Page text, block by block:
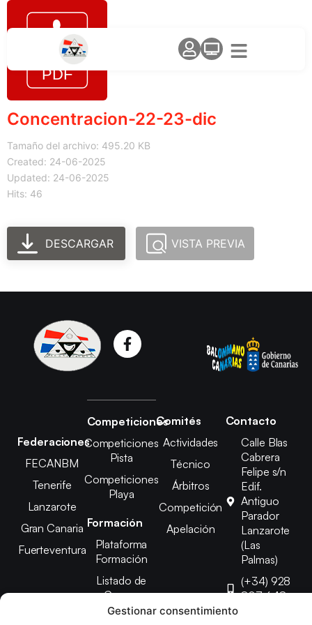
Gestionar consentimiento
Concentracion-22-23-dic
Tamaño del archivo: 495.20 KB
Created: 24-06-2025
Updated: 24-06-2025
Hits: 46
DESCARGAR VISTA PREVIA
Federaciones
FECANBM
Tenerife
Lanzarote
Gran Canaria
Fuerteventura
Competiciones
Competiciones
Pista
Competiciones
Playa
Formación
Plataforma
Formación
Listado de
Cursos
Comités
Actividades
Técnico
Árbitros
Competición
Apelación
Contacto
Calle Blas
Cabrera
Felipe s/n
Edif.
Antiguo
Parador
Lanzarote
(Las
Palmas)
(+34) 928
807 648